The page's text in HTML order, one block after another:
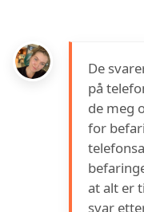
De
på
de meg
for
at alt er
svar